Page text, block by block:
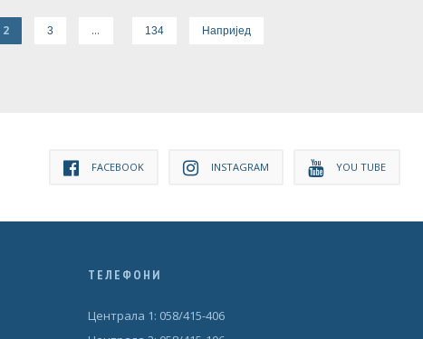
2 3 … 134 Напријед
FACEBOOK INSTAGRAM YOU TUBE
ТЕЛЕФОНИ
Централа 1: 058/415-406